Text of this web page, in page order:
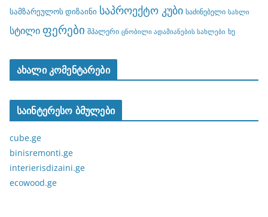
სამზარეულოს დიზაინი საპროექტო კუბი საძინებელი სახლი
სტილი ფერები შპალერი ცნობილი ადამიანების სახლები ხე
ახალი კომენტარები
საინტერესო ბმულები
cube.ge
binisremonti.ge
interierisdizaini.ge
ecowood.ge